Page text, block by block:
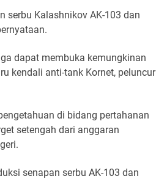
serbu Kalashnikov AK-103 dan
dapat membuka kemungkinan
kendali anti-tank Kornet, peluncur
di bidang pertahanan
setengah dari anggaran
senapan serbu AK-103 dan